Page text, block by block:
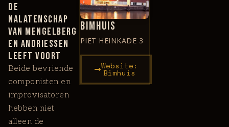
De
nalatenschap
van Mengelberg
en Andriessen
leeft voort
Beide bevriende
componisten en
improvisatoren
hebben niet
alleen de
BIMHUIS
PIET HEINKADE 3
Website:
Bimhuis